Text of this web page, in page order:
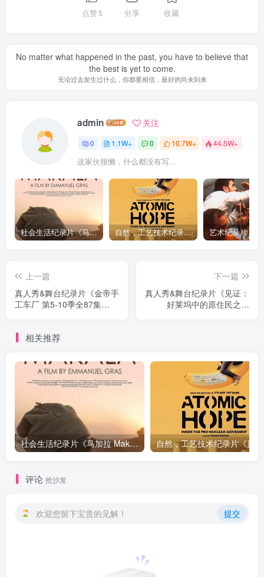
点赞5 分享 收藏
No matter what happened in the past, you have to believe that
the best is yet to come.
无论过去发生过什么，你都要相信，最好的尚未到来
admin 关注
0 1.1W+ 0 10.7W+ 44.5W+
这家伙很懒，什么都没有写...
社会生活纪录片《马加拉 Makala》下载 自然，工艺技术纪录片《原子能的希望 Atomic Hope – Inside the Pro-Nuclear Movement》下载
上一篇
真人秀&舞台纪录片《金帝手
工车厂 第5-10季全87集
下一篇
真人秀&舞台纪录片《见证：
好莱坞中的原住民之声
相关推荐
社会生活纪录片《马加拉 Makala》下载
评论 抢沙发
欢迎您留下宝贵的见解！ 提交